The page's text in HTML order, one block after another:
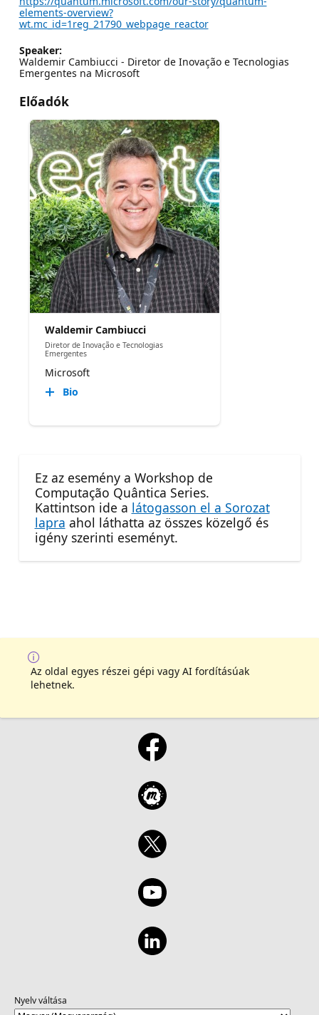
elements-overview?
wt.mc_id=1reg_21790_webpage_reactor
Speaker:
Waldemir Cambiucci - Diretor de Inovação e Tecnologias
Emergentes na Microsoft
Előadók
Waldemir Cambiucci
Diretor de Inovação e Tecnologias
Emergentes
Microsoft
Bio
Ez az esemény a Workshop de
Computação Quântica Series.
Kattintson ide a látogasson el a Sorozat
lapra ahol láthatta az összes közelgő és
igény szerinti eseményt.
Az oldal egyes részei gépi vagy AI fordításúak
lehetnek.
Nyelv váltása